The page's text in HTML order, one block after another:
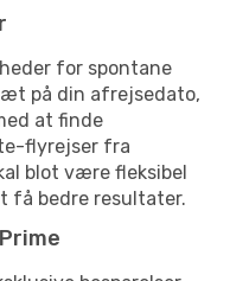
for spontane
på din afrejsedato,
at finde
flyrejser fra
blot være fleksibel
få bedre resultater.